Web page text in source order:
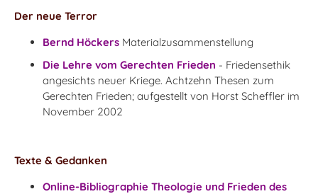
Der neue Terror
Bernd Höckers Materialzusammenstellung
Die Lehre vom Gerechten Frieden - Friedensethik
angesichts neuer Kriege. Achtzehn Thesen zum
Gerechten Frieden; aufgestellt von Horst Scheffler im
November 2002
Texte & Gedanken
Online-Bibliographie Theologie und Frieden des